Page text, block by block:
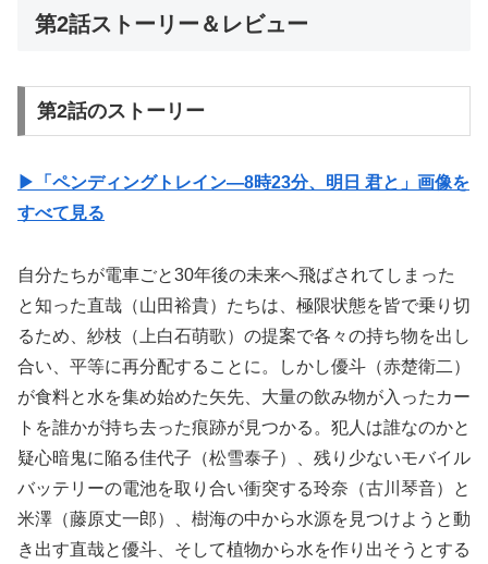
第2話ストーリー＆レビュー
第2話のストーリー
▶︎「ペンディングトレイン―8時23分、明日 君と」画像を
すべて見る
自分たちが電車ごと30年後の未来へ飛ばされてしまった
と知った直哉（山田裕貴）たちは、極限状態を皆で乗り切
るため、紗枝（上白石萌歌）の提案で各々の持ち物を出し
合い、平等に再分配することに。しかし優斗（赤楚衛二）
が食料と水を集め始めた矢先、大量の飲み物が入ったカー
トを誰かが持ち去った痕跡が見つかる。犯人は誰なのかと
疑心暗鬼に陥る佳代子（松雪泰子）、残り少ないモバイル
バッテリーの電池を取り合い衝突する玲奈（古川琴音）と
米澤（藤原丈一郎）、樹海の中から水源を見つけようと動
き出す直哉と優斗、そして植物から水を作り出そうとする